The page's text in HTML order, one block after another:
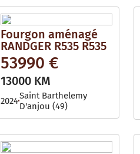
Fourgon aménagé
RANDGER R535 R535
53990 €
13000 KM
2024Saint Barthelemy
D'anjou (49)